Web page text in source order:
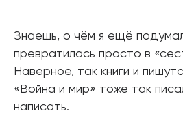
Знаешь, о чём я ещё
превратилась просто в
Наверное, так книги и
«Война и мир» тоже так
написать.